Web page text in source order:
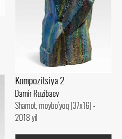
Kompozitsiya 2
Damir Ruzibaev
Shamot, moybo‘yoq (37x16) -
2018 yil